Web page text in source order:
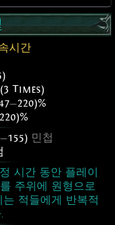
시간
Times)
—220)%
220)%
—155) 민첩
시간 동안 플레이
주위에 원형으로
적들에게 반복적